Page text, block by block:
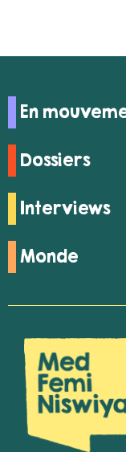
En
Dossiers
Interviews
Monde